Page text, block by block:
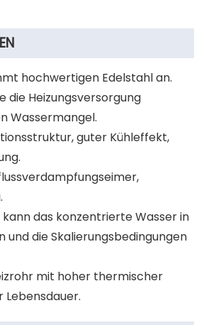
hochwertigen Edelstahl an.
die Heizungsversorgung
Wassermangel.
guter Kühleffekt,
kann das konzentrierte Wasser in
und die Skalierungsbedingungen
mit hoher thermischer
Lebensdauer.